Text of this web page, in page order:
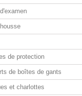
de protection
de boîtes de gants
et charlottes